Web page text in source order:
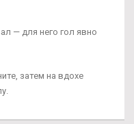
— для него гол явно
затем на вдохе